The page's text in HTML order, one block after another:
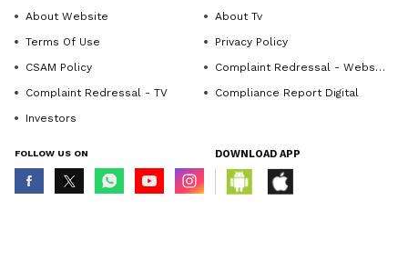
About Website
About Tv
Terms Of Use
Privacy Policy
CSAM Policy
Complaint Redressal - Website
Complaint Redressal - TV
Compliance Report Digital
Investors
FOLLOW US ON DOWNLOAD APP